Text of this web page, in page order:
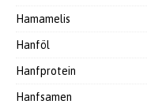
Hamamelis
Hanföl
Hanfprotein
Hanfsamen